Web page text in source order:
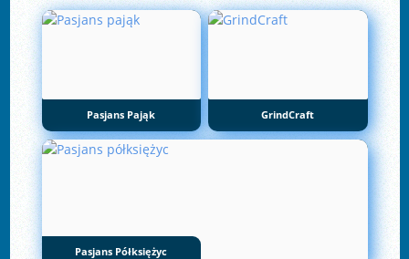
Pasjans Pająk GrindCraft
Pasjans Półksiężyc